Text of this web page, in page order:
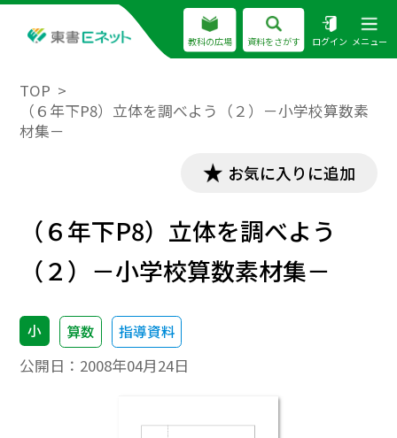
教科の広場 資料をさがす ログイン メニュー
TOP
（６年下P8）立体を調べよう（２）－小学校算数素
材集－
お気に入りに追加
（６年下P8）立体を調べよう
（２）－小学校算数素材集－
小 算数 指導資料
公開日： 2008年04月24日